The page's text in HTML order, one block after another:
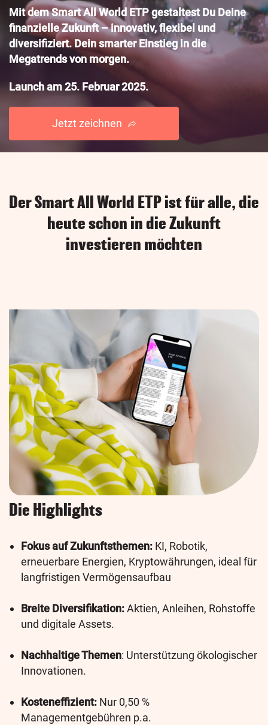
Mit dem Smart All World ETP gestaltest Du Deine
finanzielle Zukunft – innovativ, flexibel und
diversifiziert. Dein smarter Einstieg in die
Megatrends von morgen.
Launch am 25. Februar 2025.
Jetzt zeichnen
Der Smart All World ETP ist für alle, die
heute schon in die Zukunft
investieren möchten
Die Highlights
Fokus auf Zukunftsthemen: KI, Robotik,
erneuerbare Energien, Kryptowährungen, ideal für
langfristigen Vermögensaufbau
Breite Diversifikation:Aktien, Anleihen, Rohstoffe
und digitale Assets.
Nachhaltige Themen: Unterstützung ökologischer
Innovationen.
Kosteneffizient: Nur 0,50 %
Managementgebühren p.a.